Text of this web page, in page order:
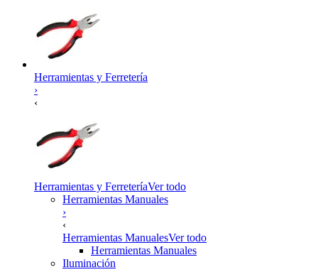
Herramientas y Ferretería
›
‹
Herramientas y FerreteríaVer todo
Herramientas Manuales
›
‹
Herramientas ManualesVer todo
Herramientas Manuales
Iluminación